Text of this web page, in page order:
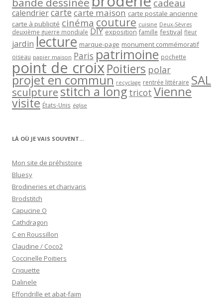
cadeau
calendriercartecarte maison carte postale ancienne
carte à publicité cinéma couture cuisine Deux-Sèvres
deuxième guerre mondiale DIY exposition famille festival fleur
jardin lecture marque-page monument commémoratif
oiseau papier maison Paris patrimoine pochette
point de croixPoitiers polar
projet en commun recyclage rentrée littéraire SAL
sculpturestitch a long tricot Vienne
visite États-Unis église
LÀ OÙ JE VAIS SOUVENT…
Mon site de préhistoire
Bluesy
Brodineries et charivaris
Brodstitch
Capucine O
Cathdragon
C en Roussillon
Claudine / Coco2
Coccinelle Poitiers
Criquette
Dalinele
Effondrille et abat-faim